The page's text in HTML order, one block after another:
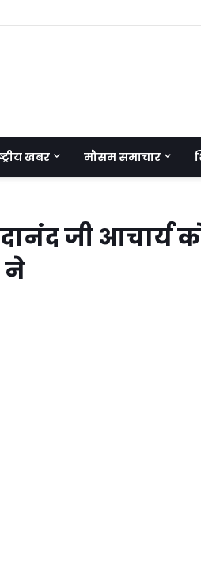
खबर मौसम समाचार
जी आचार्य
ने